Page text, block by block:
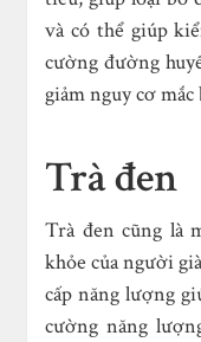
và có thể giúp
cường đường
giảm nguy cơ
Trà đen
Trà đen cũng là
khỏe của người
cấp năng lượng
cường năng